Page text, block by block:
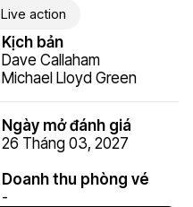
Live action
Kịch bản
Dave Callaham
Michael Lloyd Green
Ngày mở đánh giá
26 Tháng 03, 2027
Doanh thu phòng vé
-